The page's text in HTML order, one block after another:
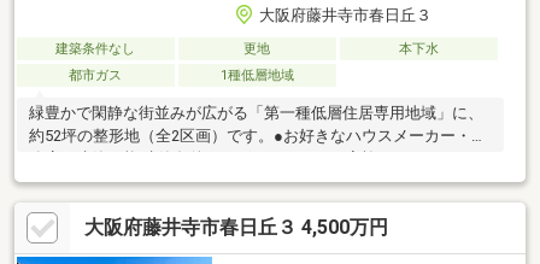
大阪府藤井寺市春日丘３
建築条件なし 更地
本下水
都市ガス
1種低層地域
緑豊かで閑静な街並みが広がる「第一種低層住居専用地域」に、
約52坪の整形地（全2区画）です。●お好きなハウスメーカー・工
イフスタイルに合わせた自由な間取り・デザインでマイホームを
建てていただけます。 ●「現況更地」 解体工事の費用や手間がか
からず、スムーズに建築プランへ移行していただけます。 ●間口
も約7.6m以上確保されており、駐車スペース2台やお庭、ゆとり
大阪府藤井寺市春日丘３ 4,500万円